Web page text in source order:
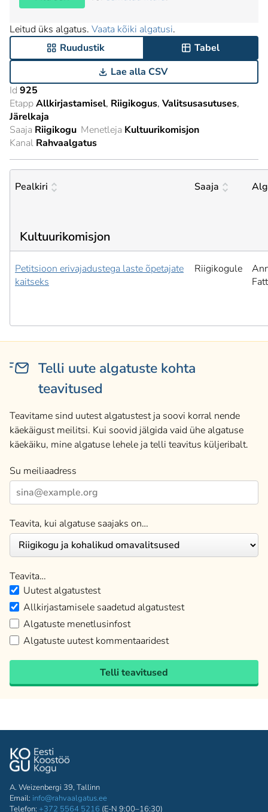
Leitud üks algatus. Vaata kõiki algatusi.
Ruudustik
Tabel
Lae alla CSV
Id 925
EtappAllkirjastamisel Riigikogus Valitsusasutuses
Järelkaja
Saaja Riigikogu Menetleja Kultuurikomisjon
Kanal Rahvaalgatus
Pealkiri Saaja
Kultuurikomisjon
Petitsioon erivajadustega laste õpetajate
kaitseks
Riigikogule
Telli uute algatuste kohta
teavitused
Teavitame sind uutest algatustest ja soovi korral nende
käekäigust meilitsi. Kui soovid jälgida vaid ühe algatuse
käekäiku, mine algatuse lehele ja telli teavitus küljeribalt.
Su meiliaadress
Teavita, kui algatuse saajaks on…
Teavita…
Uutest algatustest
Allkirjastamisele saadetud algatustest
Algatuste menetlusinfost
Algatuste uutest kommentaaridest
Telli teavitused
A. Weizenbergi 39, Tallinn
Email: info@rahvaalgatus.ee
Telefon: +372 5564 5216 (E-N 9:00–16:30)